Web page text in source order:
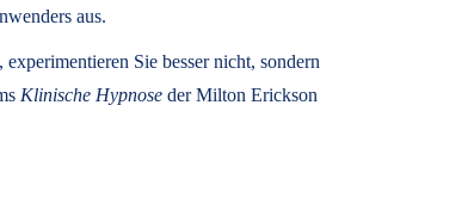
aus.
Sie besser nicht, sondern
Klinische Hypnose der Milton Erickson